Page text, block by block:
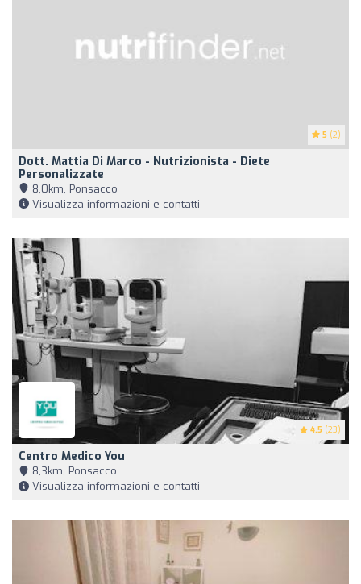
5 (2)
Dott. Mattia Di Marco - Nutrizionista - Diete
Personalizzate
8,0km, Ponsacco
Visualizza informazioni e contatti
4.5 (23)
Centro Medico You
8,3km, Ponsacco
Visualizza informazioni e contatti